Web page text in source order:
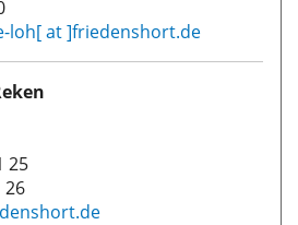
loh[ at ]friedenshort.de
25
26